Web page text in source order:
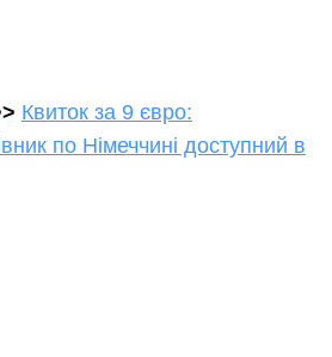
Квиток за 9 євро:
по Німеччині доступний в